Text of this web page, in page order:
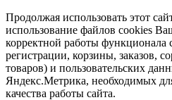
Продолжая использовать этот
использование файлов cookies
корректной работы функционала
регистрации, корзины, заказов,
товаров) и пользовательских
Яндекс.Метрика, необходимых
качества работы сайта.